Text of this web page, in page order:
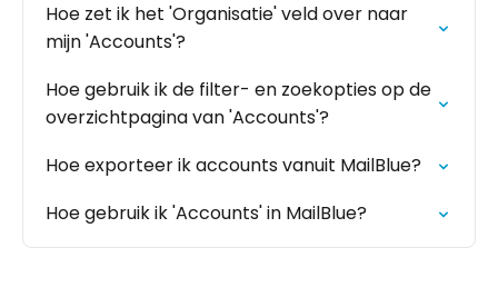
Hoe zet ik het 'Organisatie' veld over naar
mijn 'Accounts'?
Hoe gebruik ik de filter- en zoekopties op de
overzichtpagina van 'Accounts'?
Hoe exporteer ik accounts vanuit MailBlue?
Hoe gebruik ik 'Accounts' in MailBlue?